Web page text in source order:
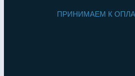
ПРИНИМАЕМ К